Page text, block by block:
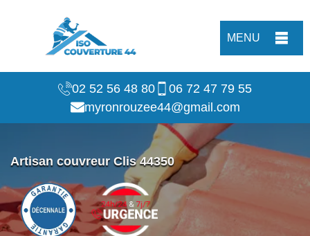
MENU
02 52 56 48 80
06 72 47 79 55
myronrouzee44@gmail.com
Artisan couvreur Clis 44350